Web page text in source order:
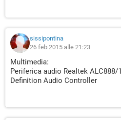
sissipontina
26 feb 2015 alle 21:23
Multimedia:
Periferica audio Realtek ALC888/
Definition Audio Controller